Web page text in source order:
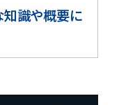
知識や概要に